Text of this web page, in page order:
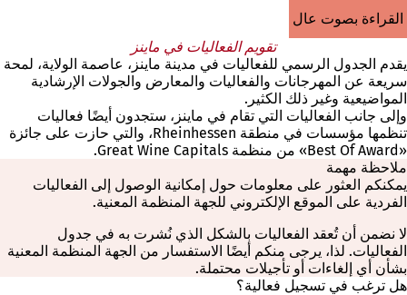
القراءة بصوت عالٍ
تقويم الفعاليات في ماينز
يقدم الجدول الرسمي للفعاليات في مدينة ماينز، عاصمة الولاية، لمحة
سريعة عن المهرجانات والفعاليات والمعارض والجولات الإرشادية
المواضيعية وغير ذلك الكثير.
وإلى جانب الفعاليات التي تقام في ماينز، ستجدون أيضًا فعاليات
تنظمها مؤسسات في منطقة Rheinhessen، والتي حازت على جائزة
«Best Of Award» من منظمة Great Wine Capitals.
ملاحظة مهمة
يمكنكم العثور على معلومات حول إمكانية الوصول إلى الفعاليات
الفردية على الموقع الإلكتروني للجهة المنظمة المعنية.
لا نضمن أن تُعقد الفعاليات بالشكل الذي نُشرت به في جدول
الفعاليات. لذا، يرجى منكم أيضًا الاستفسار من الجهة المنظمة المعنية
بشأن أي إلغاءات أو تأجيلات محتملة.
هل ترغب في تسجيل فعالية؟